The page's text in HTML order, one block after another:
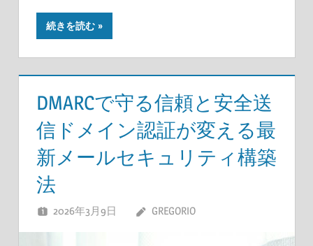
続きを読む
DMARCで守る信頼と安全送
信ドメイン認証が変える最
新メールセキュリティ構築
法
2026年3月9日 GREGORIO